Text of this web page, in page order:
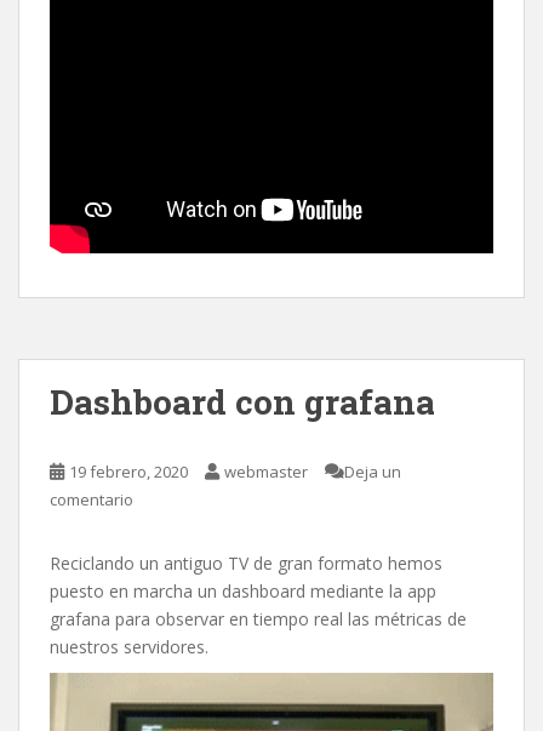
Dashboard con grafana
19 febrero, 2020 webmaster
Deja un
comentario
Reciclando un antiguo TV de gran formato hemos
puesto en marcha un dashboard mediante la app
grafana para observar en tiempo real las métricas de
nuestros servidores.